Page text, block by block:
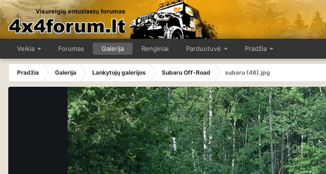
Veikla Forumas Galerija Renginiai Parduotuvė Pradžia
Pradžia Galerija Lankytojų galerijos Subaru Off-Road subaru (46).jpg